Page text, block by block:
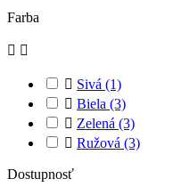
Farba
 
 Sivá (1)
 Biela (3)
 Zelená (3)
 Ružová (3)
Dostupnosť